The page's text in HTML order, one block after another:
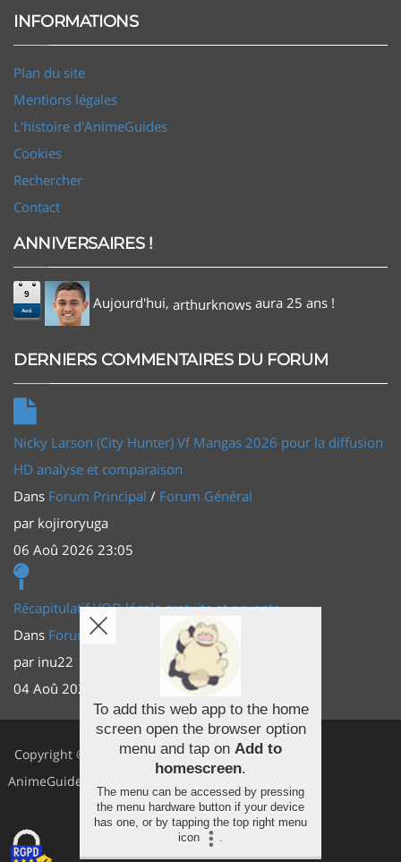
INFORMATIONS
Plan du site
Mentions légales
L'histoire d'AnimeGuides
Cookies
Rechercher
Contact
ANNIVERSAIRES !
9
Aoû Aujourd'hui, arthurknows aura 25 ans !
DERNIERS COMMENTAIRES DU FORUM
Nicky Larson (City Hunter) Vf Mangas 2026 pour la diffusion
HD analyse et comparaison
Dans Forum Principal / Forum Général
par kojiroryuga
06 Aoû 2026 23:05
Récapitulatif VOD légale gratuite et payante
Dans Forum Principal
Actus (TV, vidéo, web)
par inu22
04 Aoû 2026 20:30
Copyright ©
AnimeGuides
Facebook
Youtube
Twitter
To add this web app to the home
screen open the browser option
menu and tap on Add to
homescreen.
The menu can be accessed by pressing
the menu hardware button if your device
has one, or by tapping the top right menu
icon
.